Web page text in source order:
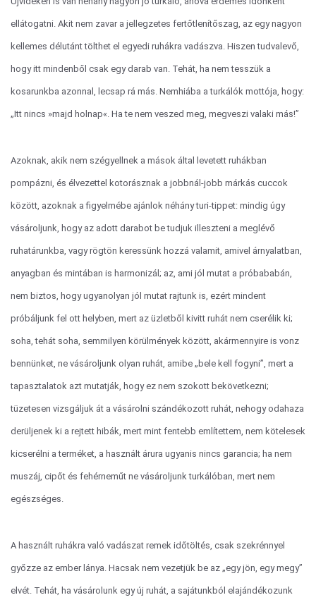
ellátogatni. Akit nem zavar a jellegzetes fertőtlenítőszag, az egy nagyon
kellemes délutánt tölthet el egyedi ruhákra vadászva. Hiszen tudvalevő,
hogy itt mindenből csak egy darab van. Tehát, ha nem tesszük a
kosarunkba azonnal, lecsap rá más. Nemhiába a turkálók mottója, hogy:
„Itt nincs »majd holnap«. Ha te nem veszed meg, megveszi valaki más!”
Azoknak, akik nem szégyellnek a mások által levetett ruhákban
pompázni, és élvezettel kotorásznak a jobbnál-jobb márkás cuccok
között, azoknak a figyelmébe ajánlok néhány turi-tippet: mindig úgy
vásároljunk, hogy az adott darabot be tudjuk illeszteni a meglévő
ruhatárunkba, vagy rögtön keressünk hozzá valamit, amivel árnyalatban,
anyagban és mintában is harmonizál; az, ami jól mutat a próbababán,
nem biztos, hogy ugyanolyan jól mutat rajtunk is, ezért mindent
próbáljunk fel ott helyben, mert az üzletből kivitt ruhát nem cserélik ki;
soha, tehát soha, semmilyen körülmények között, akármennyire is vonz
bennünket, ne vásároljunk olyan ruhát, amibe „bele kell fogyni”, mert a
tapasztalatok azt mutatják, hogy ez nem szokott bekövetkezni;
tüzetesen vizsgáljuk át a vásárolni szándékozott ruhát, nehogy odahaza
derüljenek ki a rejtett hibák, mert mint fentebb említettem, nem kötelesek
kicserélni a terméket, a használt árura ugyanis nincs garancia; ha nem
muszáj, cipőt és fehérneműt ne vásároljunk turkálóban, mert nem
egészséges.
A használt ruhákra való vadászat remek időtöltés, csak szekrénnyel
győzze az ember lánya. Hacsak nem vezetjük be az „egy jön, egy megy”
elvét. Tehát, ha vásárolunk egy új ruhát, a sajátunkból elajándékozunk